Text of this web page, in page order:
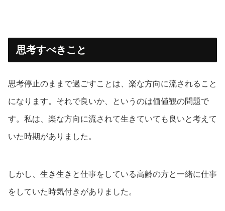
思考すべきこと
思考停止のままで過ごすことは、楽な方向に流されること
になります。それで良いか、というのは価値観の問題で
す。私は、楽な方向に流されて生きていても良いと考えて
いた時期がありました。
しかし、生き生きと仕事をしている高齢の方と一緒に仕事
をしていた時気付きがありました。